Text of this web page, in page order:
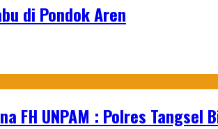
di Pondok Aren
FH UNPAM : Polres